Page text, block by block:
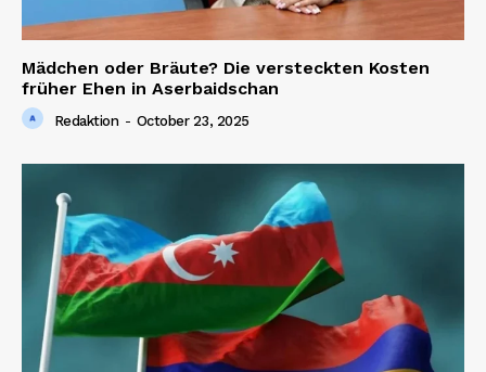
Mädchen oder Bräute? Die versteckten Kosten
früher Ehen in Aserbaidschan
Redaktion - October 23, 2025